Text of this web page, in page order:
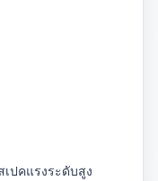
ปคแรงระดับสูง